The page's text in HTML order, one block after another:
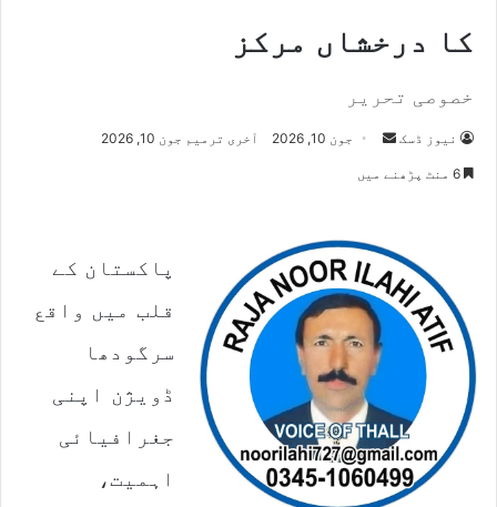
کا درخشاں مرکز
خصوصی تحریر
نیوز ڈسک
Send جون 10, 2026 آخری ترمیم جون 10, 2026
پاکستان کے
قلب میں واقع
سرگودھا
ڈویژن اپنی
جغرافیائی
اہمیت،